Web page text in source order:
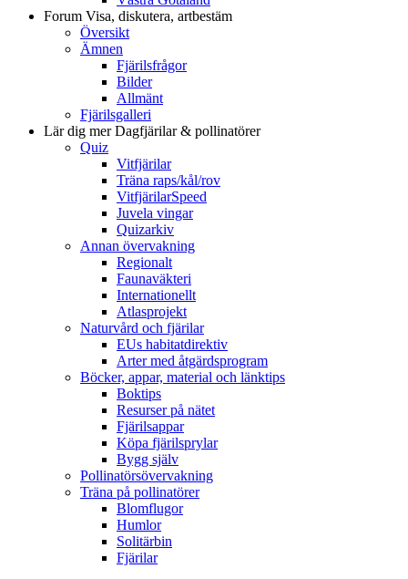
Forum Visa, diskutera, artbestäm
Översikt
Ämnen
Fjärilsfrågor
Bilder
Allmänt
Fjärilsgalleri
Lär dig merDagfjärilar & pollinatörer
Quiz
Vitfjärilar
Träna raps/kål/rov
VitfjärilarSpeed
Juvela vingar
Quizarkiv
Annan övervakning
Regionalt
Faunaväkteri
Internationellt
Atlasprojekt
Naturvård och fjärilar
EUs habitatdirektiv
Arter med åtgärdsprogram
Böcker, appar, material och länktips
Boktips
Resurser på nätet
Fjärilsappar
Köpa fjärilsprylar
Bygg själv
Pollinatörsövervakning
Träna på pollinatörer
Blomflugor
Humlor
Solitärbin
Fjärilar